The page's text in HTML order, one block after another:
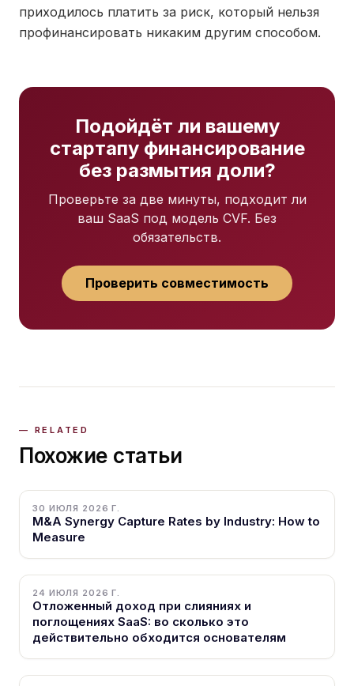
приходилось платить за риск, который нельзя
профинансировать никаким другим способом.
Подойдёт ли вашему
стартапу финансирование
без размытия доли?
Проверьте за две минуты, подходит ли
ваш SaaS под модель CVF. Без
обязательств.
Проверить совместимость
Похожие статьи
30 ИЮЛЯ 2026 Г.
M&A Synergy Capture Rates by Industry: How to
Measure
24 ИЮЛЯ 2026 Г.
Отложенный доход при слияниях и
поглощениях SaaS: во сколько это
действительно обходится основателям